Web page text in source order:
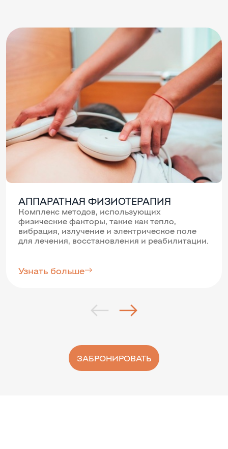
АППАРАТНАЯ ФИЗИОТЕРАПИЯ
Комплекс методов, использующих
физические факторы, такие как тепло,
вибрация, излучение и электрическое поле
для лечения, восстановления и реабилитации.
Узнать больше
ЗАБРОНИРОВАТЬ